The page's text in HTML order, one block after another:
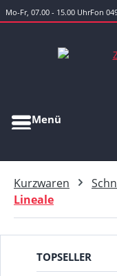
Zum Hauptinhalt
Mo-Fr, 07.00 - 15.00 UhrFon
Menü
Kurzwaren
Lineale
TOPSELLER